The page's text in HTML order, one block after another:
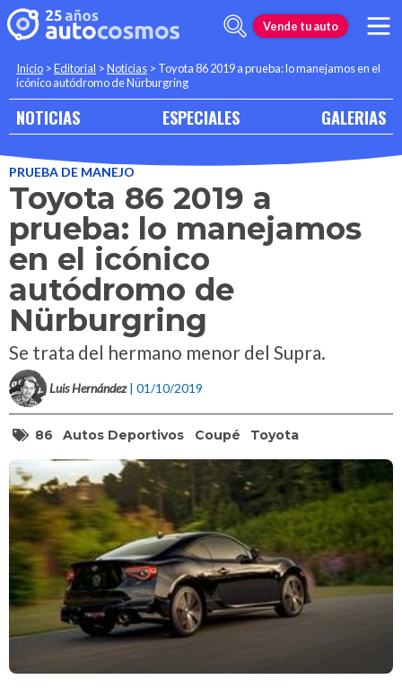
Vende tu auto
Inicio >Editorial >Noticias > Toyota 86 2019 a prueba: lo manejamos en el
icónico autódromo de Nürburgring
NOTICIAS ESPECIALES GALERIAS
PRUEBA DE MANEJO
Toyota 86 2019 a
prueba: lo manejamos
en el icónico
autódromo de
Nürburgring
Se trata del hermano menor del Supra.
Luis Hernández | 01/10/2019
86 Autos Deportivos Coupé Toyota